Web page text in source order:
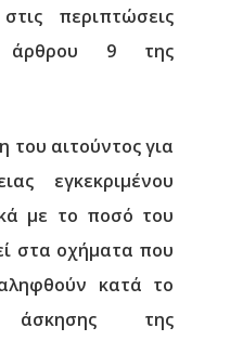
περιπτώσεις
άρθρου 9 της
αιτούντος για
εγκεκριμένου
με το ποσό του
στα οχήματα που
κατά το
της
Επικοινωνία